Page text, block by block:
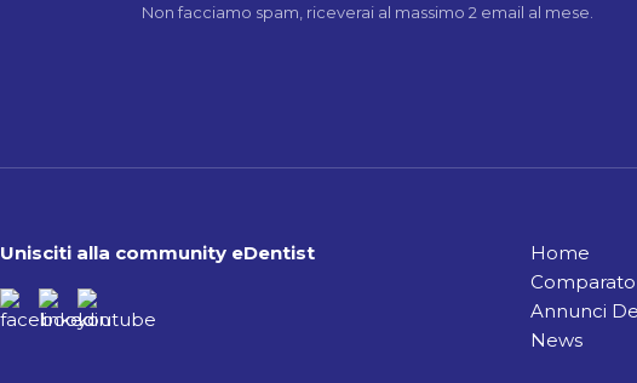
Non facciamo spam, riceverai al massimo 2 email al mese.
Unisciti alla community eDentist
Home
Annunci
News